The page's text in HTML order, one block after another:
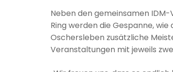
Neben den gemeinsamen
Ring werden die Gespanne,
Oschersleben zusätzliche
Veranstaltungen mit jeweils